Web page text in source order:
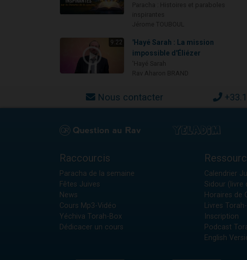
9:22
'Hayé Sarah : La mission
impossible d'Éliézer
Nous contacter
Raccourcis
Paracha de la semaine
Fêtes Juives
News
Cours Mp3-Vidéo
Yéchiva Torah-Box
Dédicacer un cours
Calendrier
Sidour (livre
Horaires de
Livres
Inscription
Podcast
English